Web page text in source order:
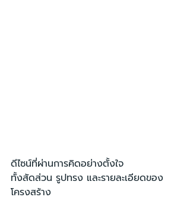
ดีไซน์ที่ผ่านการคิดอย่างตั้งใจ
ทั้งสัดส่วน รูปทรง และรายละเอียดของ
โครงสร้าง